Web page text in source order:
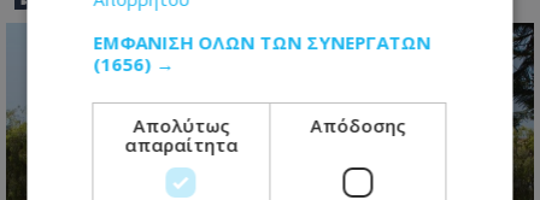
ΕΜΦΆΝΙΣΗ ΌΛΩΝ ΤΩΝ ΣΥΝΕΡΓΑΤΏΝ
(1656) →
Απολύτως
απαραίτητα
Απόδοσης